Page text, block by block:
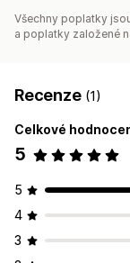
Všechny poplatky
a poplatky založené
Recenze (1)
Celkové
5
5
4
3